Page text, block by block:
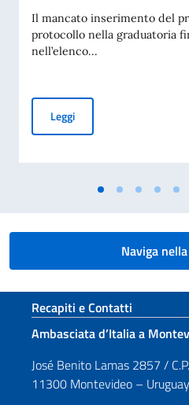
Il mancato inserimento del
protocollo nella graduatoria
nell’elenco...
LeggiGRADUATORIA FINALE
Naviga
Sezione footer
Recapiti e Contatti
Ambasciata d’Italia a
José Benito Lamas 2857 /
11300 Montevideo – Uruguay